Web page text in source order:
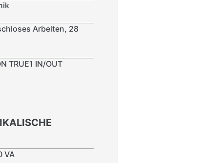
Arbeiten, 28
TRUE1 IN/OUT
VA